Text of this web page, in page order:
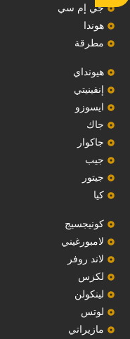
جي إم سي
هوندا
مطرقة
هيونداي
إنفينيتي
‏ايسوزو‏
‏جاك‏
جاكوار
جيب
‏جيتور‏
كيا
‏كونيجسيج‏
لامبورغيني
لاند روفر
لكزس
لينكولن
‏لوتس‏
مازيراتي